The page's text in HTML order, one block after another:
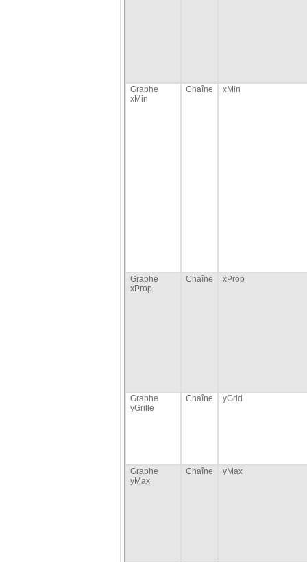
Graphe
xMin
Chaîne xMin
Graphe
xProp
Chaîne xProp
Graphe
yGrille
Chaîne yGrid
Graphe
yMax
Chaîne yMax